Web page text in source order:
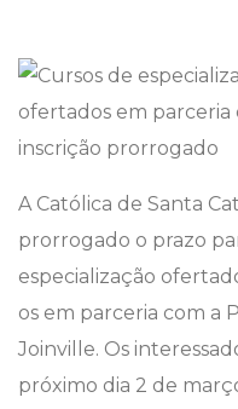
A Católica de Santa
prorrogado o prazo
especialização
os em parceria com a
Joinville. Os
próximo dia 2 de